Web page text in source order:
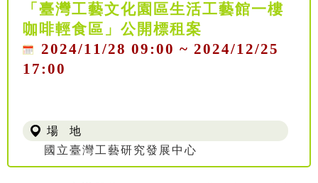
「臺灣工藝文化園區生活工藝館一樓
咖啡輕食區」公開標租案
2024/11/28 09:00 ~ 2024/12/25
17:00
場 地
國立臺灣工藝研究發展中心